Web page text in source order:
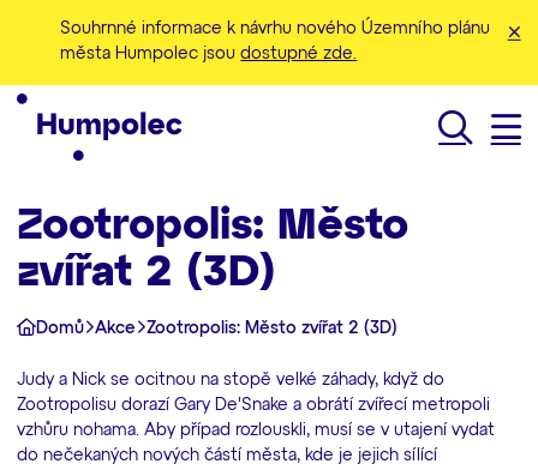
Souhrnné informace k návrhu nového Územního plánu
města Humpolec jsoudostupné zde.
Zootropolis: Město
zvířat 2 (3D)
Domů Akce Zootropolis: Město zvířat 2 (3D)
Judy a Nick se ocitnou na stopě velké záhady, když do
Zootropolisu dorazí Gary De'Snake a obrátí zvířecí metropoli
vzhůru nohama. Aby případ rozlouskli, musí se v utajení vydat
do nečekaných nových částí města, kde je jejich sílící